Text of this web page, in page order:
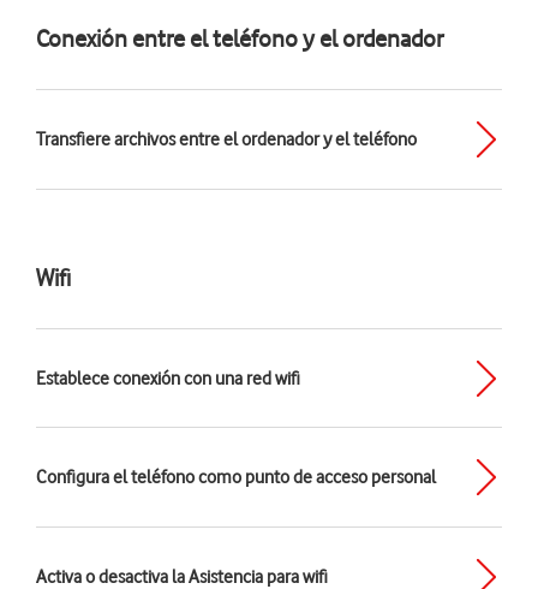
Conexión entre el teléfono y el ordenador
Transfiere archivos entre el ordenador y el teléfono
Wifi
Establece conexión con una red wifi
Configura el teléfono como punto de acceso personal
Activa o desactiva la Asistencia para wifi